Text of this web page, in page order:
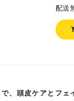
配送
、頭皮ケアとフェ